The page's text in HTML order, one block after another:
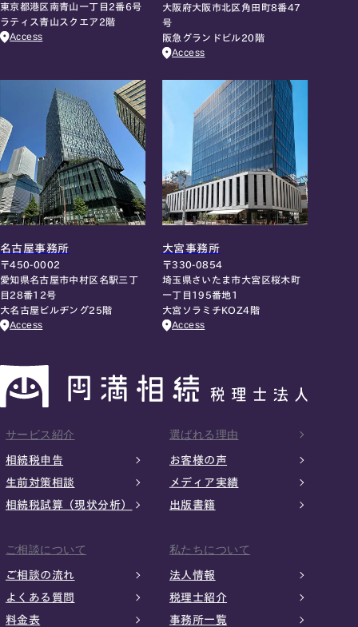
東京都港区南青山一丁目2番6号
ラティス青山スクエア2階
Access
大阪府大阪市北区角田町8番47
号
阪急グランドビル20階
Access
名古屋事務所
〒450-0002
愛知県名古屋市中村区名駅三丁
目28番12号
大名古屋ビルヂング25階
Access
大宮事務所
〒330-0854
埼玉県さいたま市大宮区桜木町
一丁目195番地1
大宮ソラミチKOZ4階
Access
サービス紹介
相続税申告
生前対策相談
相続税試算（現状分析）
選ばれる理由
お客様の声
メディア実績
出版書籍
ご相談について
ご相談の流れ
よくある質問
料金表
私たちについて
法人情報
税理士紹介
事務所一覧